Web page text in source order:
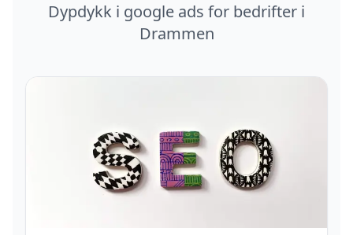
Dypdykk i google ads for bedrifter i
Drammen